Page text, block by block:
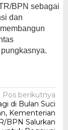
BPN sebagai
dan
Pos berikutnya
di Bulan Suci
Kementerian
BPN Salurkan